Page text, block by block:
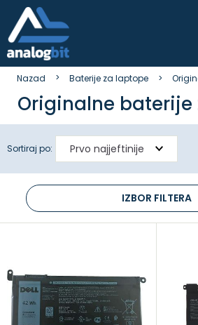
Nazad Baterije za laptope
Originalne baterije
Sortiraj po:
IZBOR FILTERA